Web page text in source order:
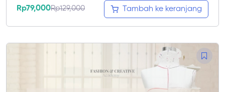
Rp79,000Rp129,000 Tambah ke keranjang